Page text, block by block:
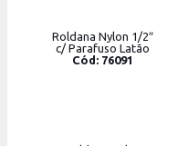
Roldana Nylon 1/2″
c/ Parafuso Latão
Cód: 76091